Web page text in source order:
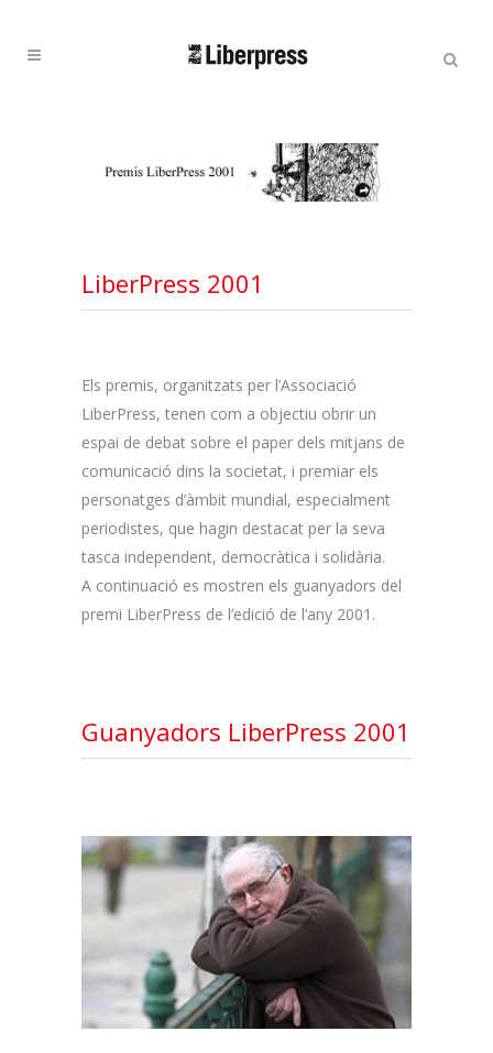
Cercar
LiberPress 2001
Els premis, organitzats per l’Associació
LiberPress, tenen com a objectiu obrir un
espai de debat sobre el paper dels mitjans de
comunicació dins la societat, i premiar els
personatges d’àmbit mundial, especialment
periodistes, que hagin destacat per la seva
tasca independent, democràtica i solidària.
A continuació es mostren els guanyadors del
premi LiberPress de l’edició de l’any 2001.
Guanyadors LiberPress 2001
RAMON CHAO